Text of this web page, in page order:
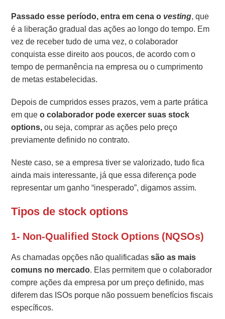
Passado esse período, entra em cena o vesting, que
é a liberação gradual das ações ao longo do tempo. Em
vez de receber tudo de uma vez, o colaborador
conquista esse direito aos poucos, de acordo com o
tempo de permanência na empresa ou o cumprimento
de metas estabelecidas.
Depois de cumpridos esses prazos, vem a parte prática
em queo colaborador pode exercer suas stock
options,ou seja, comprar as ações pelo preço
previamente definido no contrato.
Neste caso, se a empresa tiver se valorizado, tudo fica
ainda mais interessante, já que essa diferença pode
representar um ganho “inesperado”, digamos assim.
Tipos de stock options
1- Non-Qualified Stock Options (NQSOs)
As chamadas opções não qualificadassão as mais
comuns no mercado. Elas permitem que o colaborador
compre ações da empresa por um preço definido, mas
diferem das ISOs porque não possuem benefícios fiscais
específicos.